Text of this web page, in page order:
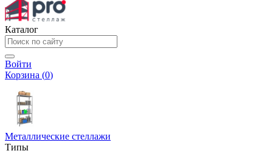
Каталог
Войти
Корзина (0)
Металлические стеллажи
Типы